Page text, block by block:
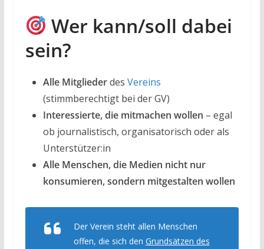
Wer kann/soll dabei
sein?
Alle Mitgliederdes Vereins
(stimmberechtigt bei der GV)
Interessierte, die mitmachen wollen – egal
ob journalistisch, organisatorisch oder als
Unterstützer:in
Alle Menschen, die Medien nicht nur
konsumieren, sondern mitgestalten wollen
Der Verein steht allen Menschen
offen, die sich den Grundsätzen des